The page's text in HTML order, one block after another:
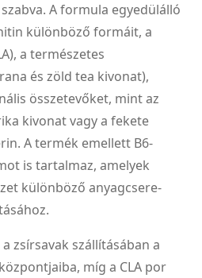
A formula egyedülálló
különböző formáit, a
a természetes
és zöld tea kivonat),
összetevőket, mint az
kivonat vagy a fekete
A termék emellett B6-
is tartalmaz, amelyek
különböző anyagcsere-
zsírsavak szállításában a
míg a CLA por